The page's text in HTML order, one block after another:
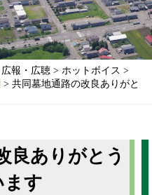
広報・広聴> ホットボイス >
> 共同墓地通路の改良ありがと
良ありがとう
ます